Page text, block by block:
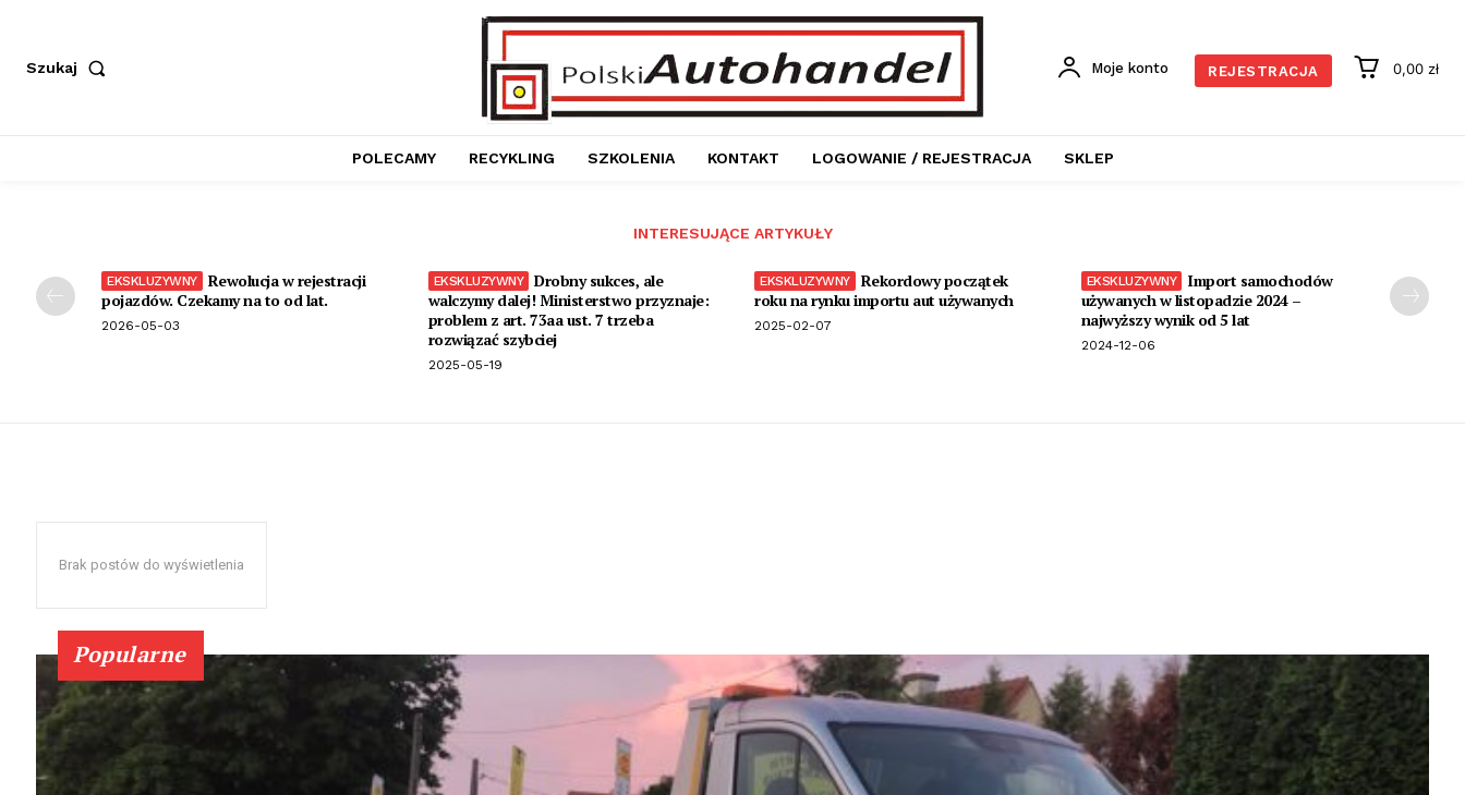
Szukaj Moje konto REJESTRACJA 0,00 zł
POLECAMY RECYKLING SZKOLENIA KONTAKT LOGOWANIE / REJESTRACJA SKLEP
INTERESUJĄCE ARTYKUŁY
Rewolucja w rejestracji
pojazdów. Czekamy na to od lat.
2026-05-03
Drobny sukces, ale
walczymy dalej! Ministerstwo przyznaje:
problem z art. 73aa ust. 7 trzeba
rozwiązać szybciej
2025-05-19
Rekordowy początek
roku na rynku importu aut używanych
2025-02-07
Import samochodów
używanych w listopadzie 2024 –
najwyższy wynik od 5 lat
2024-12-06
Brak postów do wyświetlenia
Popularne